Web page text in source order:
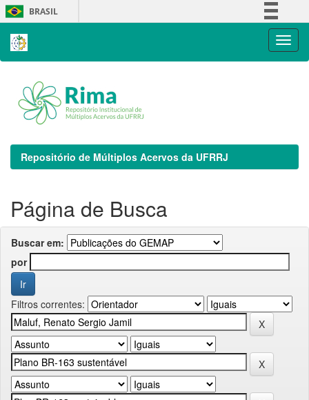
Skip
navigation
BRASIL
Repositório de Múltiplos Acervos da UFRRJ
Página de Busca
Buscar em:
por
Filtros correntes: